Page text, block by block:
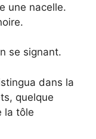
une nacelle.
se signant.
dans la
quelque
la tôle